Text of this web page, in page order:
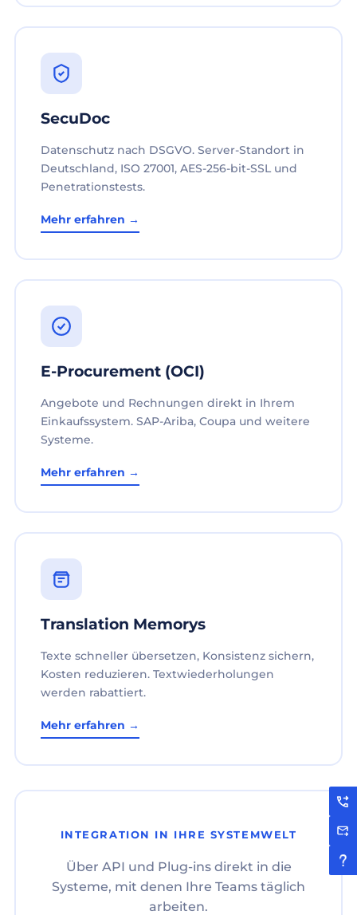
SecuDoc
Datenschutz nach DSGVO. Server-Standort in
Deutschland, ISO 27001, AES-256-bit-SSL und
Penetrationstests.
Mehr erfahren →
E-Procurement (OCI)
Angebote und Rechnungen direkt in Ihrem
Einkaufssystem. SAP-Ariba, Coupa und weitere
Systeme.
Mehr erfahren →
Translation Memorys
Texte schneller übersetzen, Konsistenz sichern,
Kosten reduzieren. Textwiederholungen
werden rabattiert.
Mehr erfahren →
INTEGRATION IN IHRE SYSTEMWELT
Über API und Plug-ins direkt in die
Systeme, mit denen Ihre Teams täglich
arbeiten.